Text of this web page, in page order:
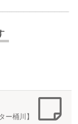
ー桶川】